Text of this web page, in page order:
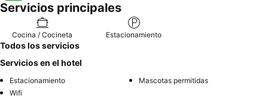
Servicios principales
Cocina / Cocineta Estacionamiento
Todos los servicios
Servicios en el hotel
Estacionamiento
Mascotas permitidas
Wifi